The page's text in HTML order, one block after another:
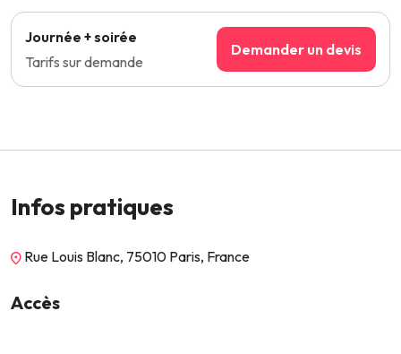
Journée + soirée
Tarifs sur demande
Demander un devis
Infos pratiques
Rue Louis Blanc, 75010 Paris, France
Accès